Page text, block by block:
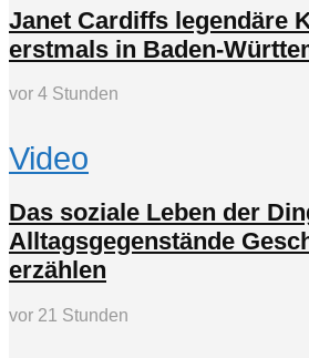
Janet Cardiffs legendäre
erstmals in Baden-
vor 4 Stunden
Video
Das soziale Leben der
Alltagsgegenstände
erzählen
vor 21 Stunden